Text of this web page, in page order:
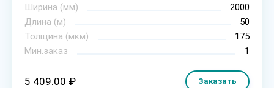
Ширина (мм)
2000
Длина (м)
50
Толщина (мкм)
175
Мин.заказ
1
5 409.00 ₽ Заказать